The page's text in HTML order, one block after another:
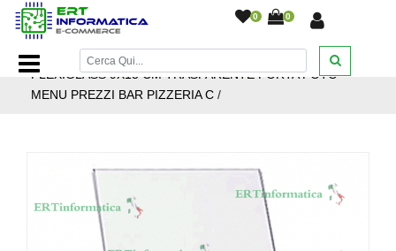
0 0
Home Page/Accessori cellulari/ESPOSITORE
PLEXIGLASS 9X13 CM TRASPARENTE PORTA FOTO
MENU PREZZI BAR PIZZERIA C /